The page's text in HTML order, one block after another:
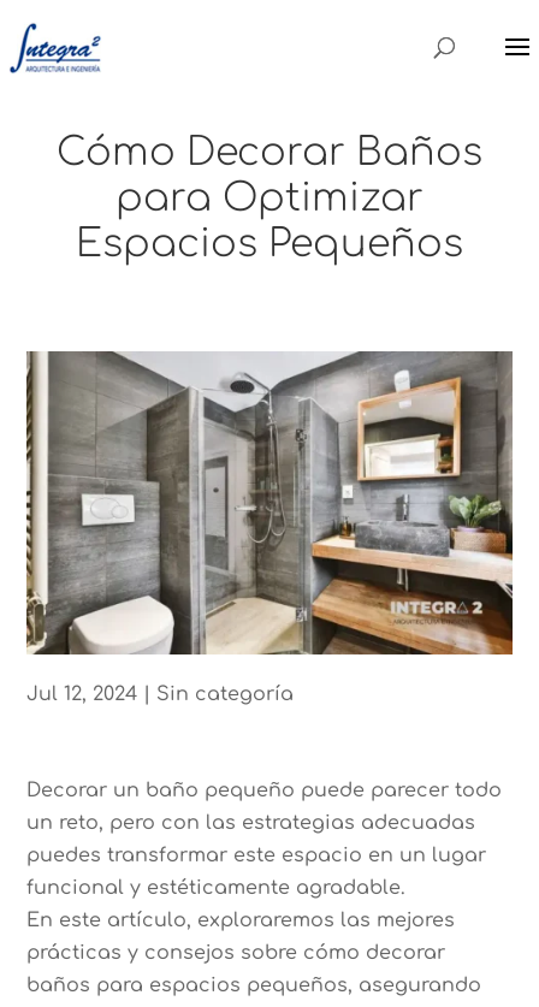
Cómo Decorar Baños
para Optimizar
Espacios Pequeños
Jul 12, 2024 Sin categoría
Decorar un baño pequeño puede parecer todo
un reto, pero con las estrategias adecuadas
puedes transformar este espacio en un lugar
funcional y estéticamente agradable.
En este artículo, exploraremos las mejores
prácticas y consejos sobre cómo decorar
baños para espacios pequeños, asegurando